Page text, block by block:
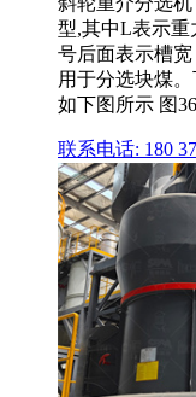
型,其中L表示重
号后面表示槽
用于分选块煤
如下图所示 图
联系电话: 180